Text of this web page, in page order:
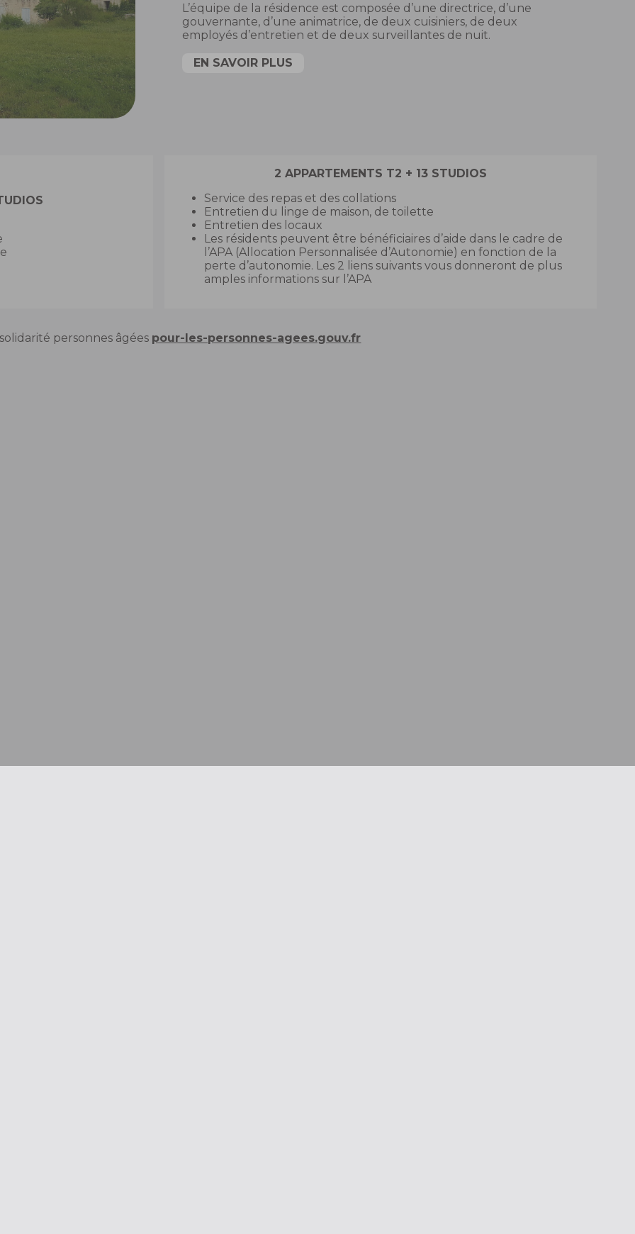
L’équipe de la résidence est composée d’une directrice, d’une
gouvernante, d’une animatrice, de deux cuisiniers, de deux
employés d’entretien et de deux surveillantes de nuit.
EN SAVOIR PLUS
2 APPARTEMENTS T2 + 13 STUDIOS
Service des repas et des collations
Entretien du linge de maison, de toilette
Entretien des locaux
Les résidents peuvent être bénéficiaires d’aide dans le cadre de
l’APA (Allocation Personnalisée d’Autonomie) en fonction de la
perte d’autonomie. Les 2 liens suivants vous donneront de plus
amples informations sur l’APA
solidarité personnes âgées pour-les-personnes-agees.gouv.fr